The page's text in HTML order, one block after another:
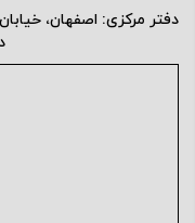
دفتر مرکزی: اصفهان،